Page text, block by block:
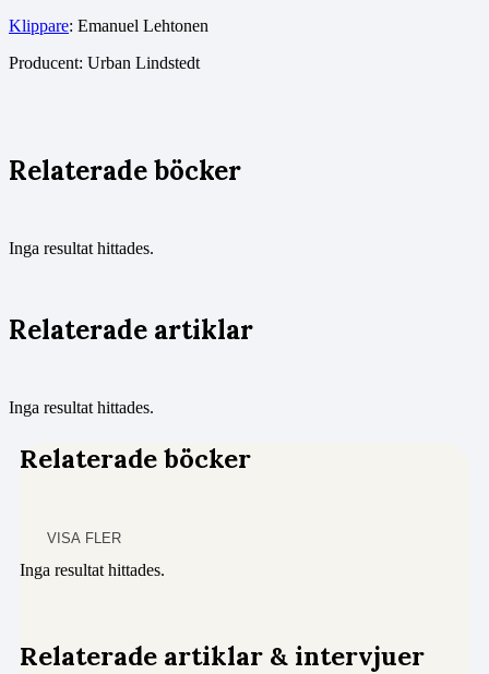
Klippare: Emanuel Lehtonen
Producent: Urban Lindstedt
Relaterade böcker
Inga resultat hittades.
Relaterade artiklar
Inga resultat hittades.
Relaterade böcker
VISA FLER
Inga resultat hittades.
Relaterade artiklar & intervjuer